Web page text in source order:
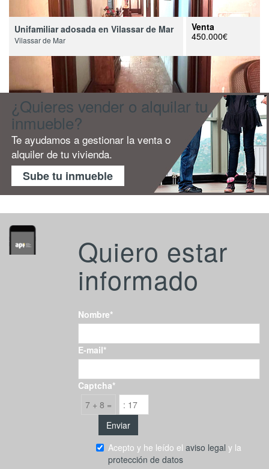
Unifamiliar adosada en Vilassar de Mar
Vilassar de Mar
Venta
450.000€
¿Quieres vender o alquilar tu
inmueble?
Te ayudamos a gestionar la venta o
alquiler de tu vivienda.
Sube tu inmueble
Quiero estar
informado
Nombre*
E-mail*
Captcha*
7 + 8 =
Acepto y he leído el aviso legal y la
protección de datos